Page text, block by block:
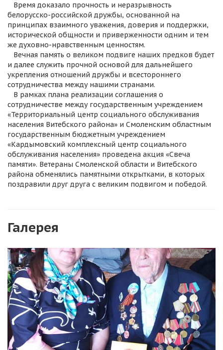
Время доказало прочность и неразрывность
белорусско-российской дружбы, основанной на
принципах взаимного уважения, доверия и поддержки,
исторической общности и приверженности одним и тем
же духовно-нравственным ценностям.
Вечная память о великом подвиге наших предков будет
и далее служить прочной основой для дальнейшего
укрепления отношений дружбы и всестороннего
сотрудничества между нашими странами.
В рамках плана реализации соглашения о
сотрудничестве между государственным учреждением
«Территориальный центр социального обслуживания
населения Витебского района» и Смоленским областным
государственным бюджетным учреждением
«Кардымовский комплексный центр социального
обслуживания населения» проведена акция «Свеча
памяти». Ветераны Смоленской области и Витебского
района обменялись памятными открытками, в которых
поздравили друг друга с великим подвигом и победой.
Галерея